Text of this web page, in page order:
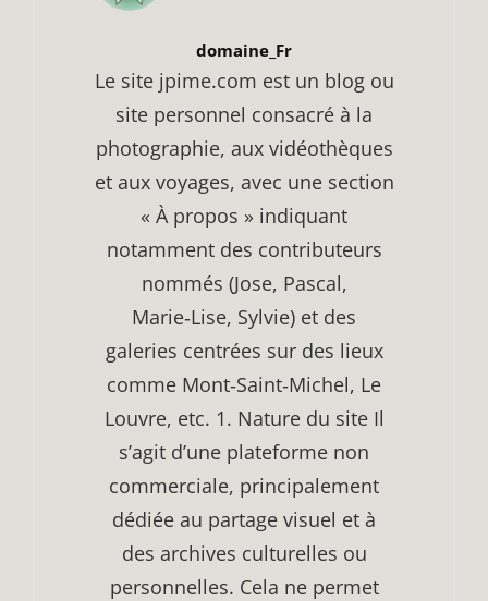
Author:
domaine_Fr
Le site jpime.com est un blog ou
site personnel consacré à la
photographie, aux vidéothèques
et aux voyages, avec une section
« À propos » indiquant
notamment des contributeurs
nommés (Jose, Pascal,
Marie‑Lise, Sylvie) et des
galeries centrées sur des lieux
comme Mont‑Saint‑Michel, Le
Louvre, etc. 1. Nature du site Il
s’agit d’une plateforme non
commerciale, principalement
dédiée au partage visuel et à
des archives culturelles ou
personnelles. Cela ne permet